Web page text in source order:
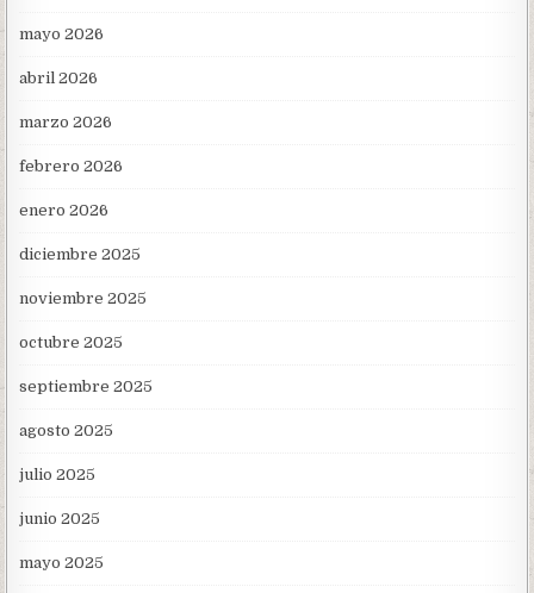
mayo 2026
abril 2026
marzo 2026
febrero 2026
enero 2026
diciembre 2025
noviembre 2025
octubre 2025
septiembre 2025
agosto 2025
julio 2025
junio 2025
mayo 2025